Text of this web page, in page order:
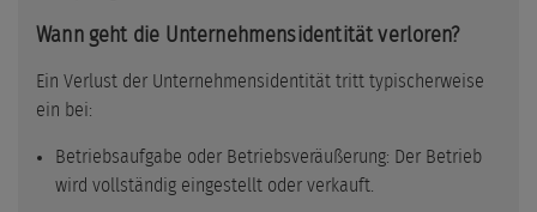
Wann geht die Unternehmensidentität verloren?
Ein Verlust der Unternehmensidentität tritt typischerweise
ein bei:
Betriebsaufgabe oder Betriebsveräußerung: Der Betrieb
wird vollständig eingestellt oder verkauft.